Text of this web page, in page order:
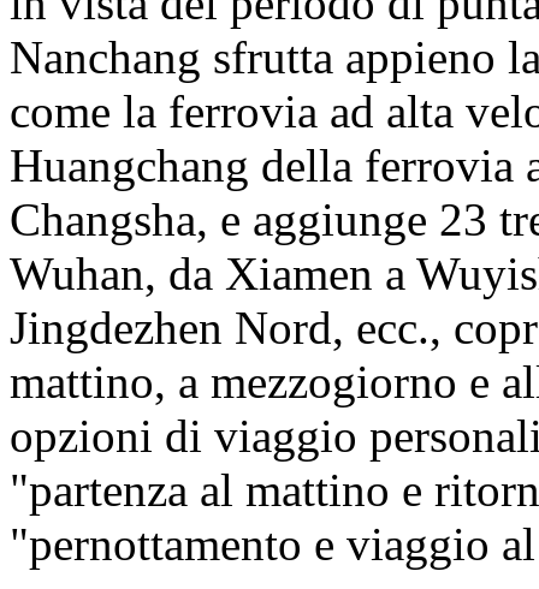
Nanchang sfrutta appieno
come la ferrovia ad alta
Huangchang della ferrovia
Changsha, e aggiunge 23
Wuhan, da Xiamen a
Jingdezhen Nord, ecc.,
mattino, a mezzogiorno e
opzioni di viaggio
"partenza al mattino e
"pernottamento e viaggio